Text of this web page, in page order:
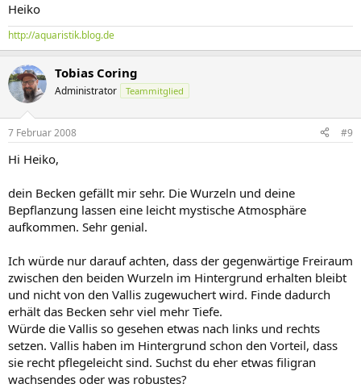
Heiko
http://aquaristik.blog.de
Tobias Coring
Administrator Teammitglied
7 Februar 2008 #9
Hi Heiko,
dein Becken gefällt mir sehr. Die Wurzeln und deine
Bepflanzung lassen eine leicht mystische Atmosphäre
aufkommen. Sehr genial.
Ich würde nur darauf achten, dass der gegenwärtige Freiraum
zwischen den beiden Wurzeln im Hintergrund erhalten bleibt
und nicht von den Vallis zugewuchert wird. Finde dadurch
erhält das Becken sehr viel mehr Tiefe.
Würde die Vallis so gesehen etwas nach links und rechts
setzen. Vallis haben im Hintergrund schon den Vorteil, dass
sie recht pflegeleicht sind. Suchst du eher etwas filigran
wachsendes oder was robustes?